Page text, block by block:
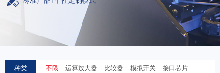
种类 不限 运算放大器 比较器 模拟开关
接口芯片